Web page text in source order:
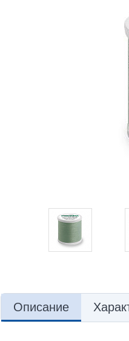
Описание